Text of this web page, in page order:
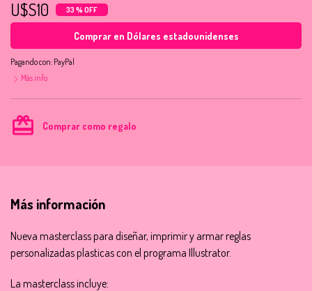
U$S10 33 % OFF
Comprar en Dólares estadounidenses
Pagando con: PayPal
Más info
card_giftcard Comprar como regalo
Más información
Nueva masterclass para diseñar, imprimir y armar reglas
personalizadas plasticas con el programa Illustrator.
La masterclass incluye: